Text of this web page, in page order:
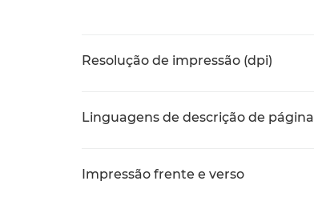
Resolução de impressão (dpi)
Linguagens de descrição de página
Impressão frente e verso